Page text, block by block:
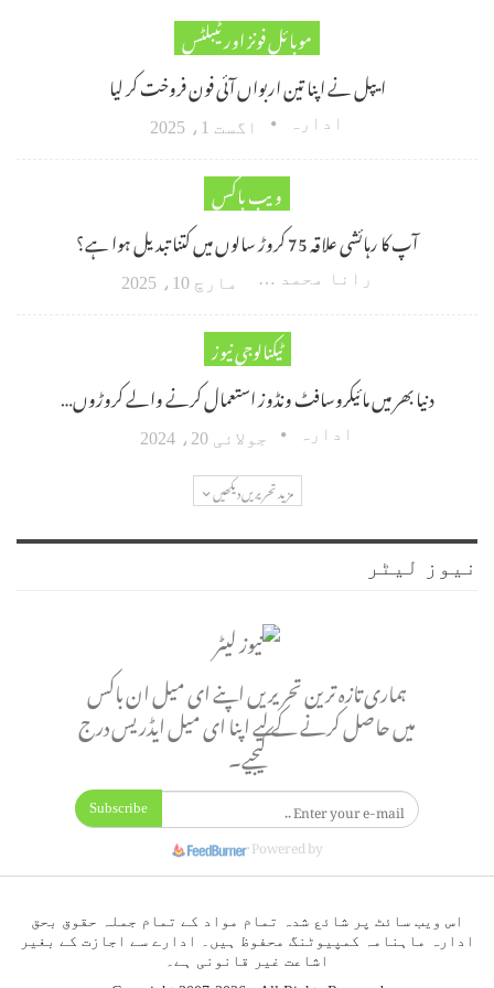
موبائل فونز اور ٹیبلٹس
ایپل نے اپنا تین اربواں آئی فون فروخت کر لیا
ادارہ اگست 1، 2025
ویب باکس
آپ کا رہائشی علاقہ 75 کروڑ سالوں میں کتنا تبدیل ہوا ہے؟
رانا محمد امین اکبر مارچ 10، 2025
ٹیکنالوجی نیوز
دنیا بھر میں مائیکروسافٹ ونڈوز استعمال کرنے والے کروڑوں…
ادارہ جولائی 20، 2024
مزید تحریریں دیکھیں
نیوز لیٹر
ہماری تازہ ترین تحریریں اپنے ای میل ان باکس
میں حاصل کرنے کے لیے اپنا ای میل ایڈریس درج
کیجیے۔
Subscribe
Powered by
اس ویب سائٹ پر شائع شدہ تمام مواد کے تمام جملہ حقوق بحق
ادارہ ماہنامہ کمپیوٹنگ محفوظ ہیں۔ ادارے سے اجازت کے بغیر
اشاعت غیر قانونی ہے۔